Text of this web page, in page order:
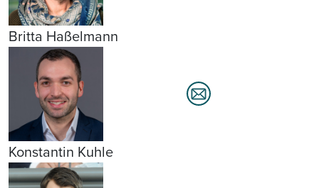
Britta Haßelmann
Konstantin Kuhle